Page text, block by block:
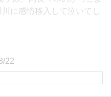
に感情移入して泣いてし
22